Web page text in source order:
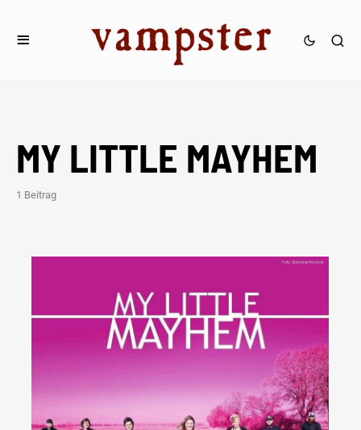
MY LITTLE MAYHEM
1 Beitrag